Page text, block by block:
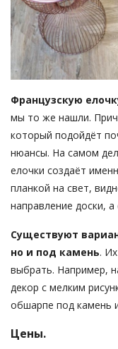
Французскую
мы то же нашли.
который подойдёт
нюансы. На самом
елочки создаёт
планкой на свет,
направление доски,
Существуют
но и под камень.
выбрать. Например,
декор с мелким
обшарпе под камень
Цены.